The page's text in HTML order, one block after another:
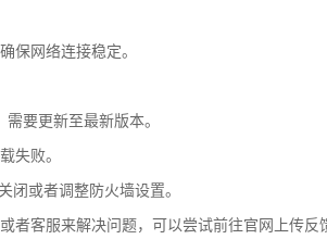
保网络连接稳定。
要更新至最新版本。
失败。
闭或者调整防火墙设置。
者客服来解决问题，可以尝试前往官网上传反